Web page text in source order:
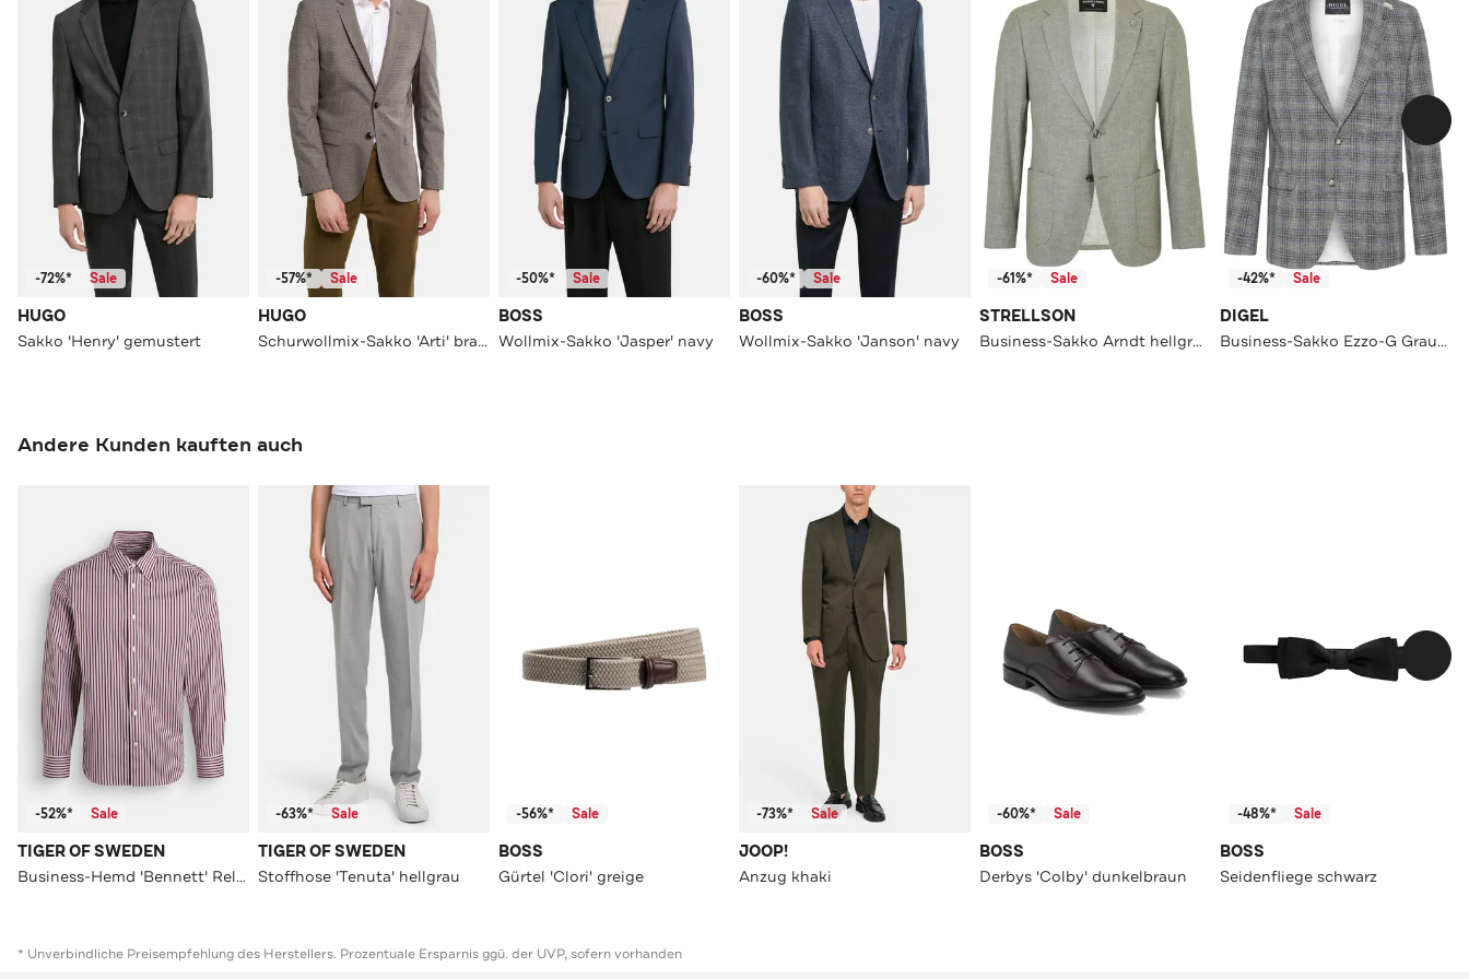
-72%* Sale
HUGO
Sakko 'Henry' gemustert
-57%* Sale
HUGO
Schurwollmix-Sakko 'Arti' braun gemustert
-50%* Sale
BOSS
Wollmix-Sakko 'Jasper' navy
-60%* Sale
BOSS
Wollmix-Sakko 'Janson' navy
-61%* Sale
STRELLSON
Business-Sakko Arndt hellgrün meliert Slim Fit
-42%* Sale
DIGEL
Business-Sakko Ezzo-G Graubraun Modern Fit
Andere Kunden kauften auch
-52%* Sale
TIGER OF SWEDEN
Business-Hemd 'Bennett' Relaxed Fit
-63%* Sale
TIGER OF SWEDEN
Stoffhose 'Tenuta' hellgrau
-56%* Sale
BOSS
Gürtel 'Clori' greige
-73%* Sale
JOOP!
Anzug khaki
-60%* Sale
BOSS
Derbys 'Colby' dunkelbraun
-48%* Sale
BOSS
Seidenfliege schwarz
* Unverbindliche Preisempfehlung des Herstellers. Prozentuale Ersparnis ggü. der UVP, sofern vorhanden